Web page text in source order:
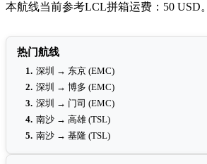
本航线当前参考LCL拼箱运费：50 USD。
热门航线
1. 深圳 → 东京 (EMC)
2. 深圳 → 博多 (EMC)
3. 深圳 → 门司 (EMC)
4. 南沙 → 高雄 (TSL)
5. 南沙 → 基隆 (TSL)